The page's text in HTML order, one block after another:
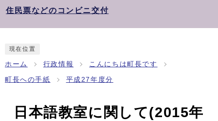
住民票などのコンビニ交付
現在位置
ホーム 行政情報 こんにちは町長です
町長への手紙 平成27年度分
日本語教室に関して(2015年